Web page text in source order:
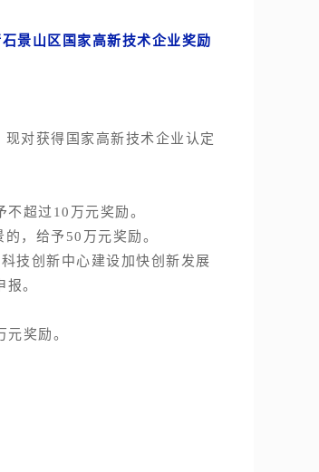
景山区国家高新技术企业奖励
对获得国家高新技术企业认定
超过10万元奖励。
，给予50万元奖励。
技创新中心建设加快创新发展
。
奖励。